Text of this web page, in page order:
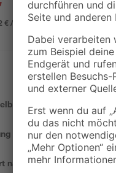
3,29 €
€ / Kilogramm
Blüten
nach Verfügbarkeit